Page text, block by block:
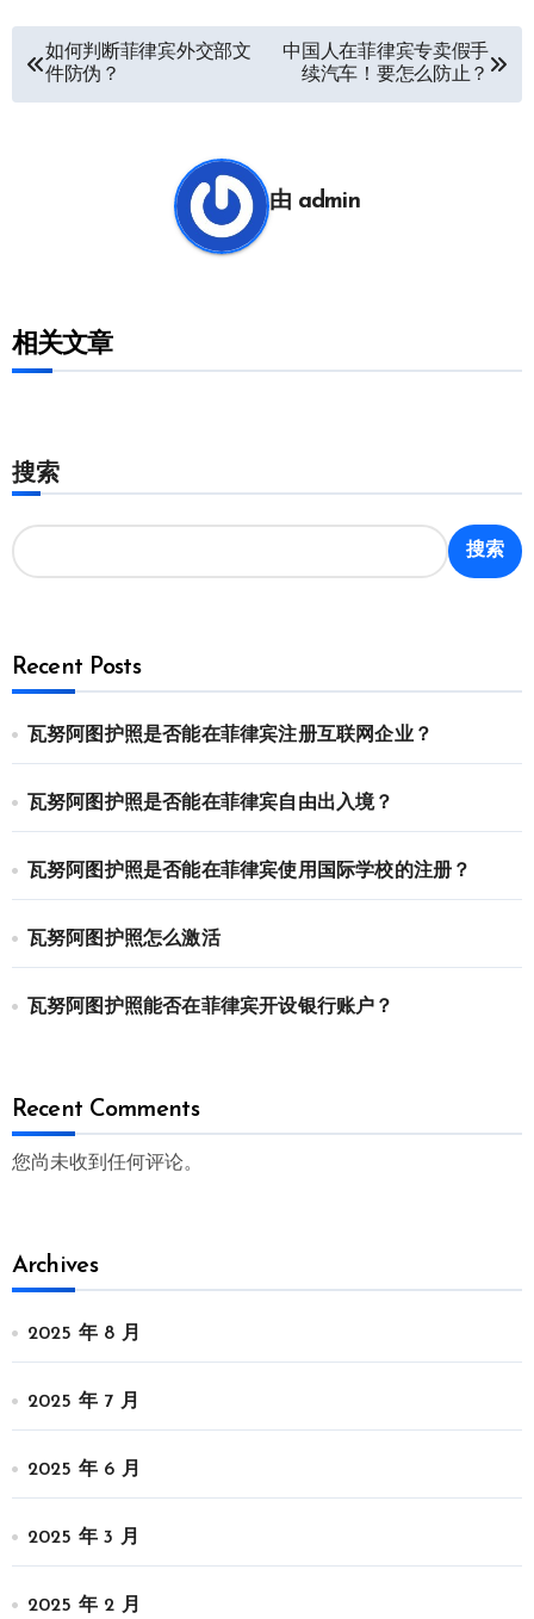
如何判断菲律宾外交部文
件防伪？
中国人在菲律宾专卖假手
续汽车！要怎么防止？
由 admin
相关文章
搜索
搜索
Recent Posts
瓦努阿图护照是否能在菲律宾注册互联网企业？
瓦努阿图护照是否能在菲律宾自由出入境？
瓦努阿图护照是否能在菲律宾使用国际学校的注册？
瓦努阿图护照怎么激活
瓦努阿图护照能否在菲律宾开设银行账户？
Recent Comments
您尚未收到任何评论。
Archives
2025 年 8 月
2025 年 7 月
2025 年 6 月
2025 年 3 月
2025 年 2 月